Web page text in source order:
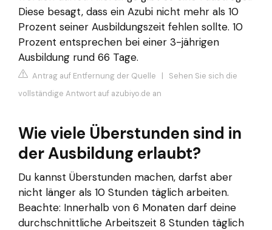
Diese besagt, dass ein Azubi nicht mehr als 10
Prozent seiner Ausbildungszeit fehlen sollte. 10
Prozent entsprechen bei einer 3-jährigen
Ausbildung rund 66 Tage.
Antrag auf Entfernung der Quelle | Sehen Sie sich die
vollständige Antwort auf azubiyo.de an
Wie viele Überstunden sind in
der Ausbildung erlaubt?
Du kannst Überstunden machen, darfst aber
nicht länger als 10 Stunden täglich arbeiten.
Beachte: Innerhalb von 6 Monaten darf deine
durchschnittliche Arbeitszeit 8 Stunden täglich